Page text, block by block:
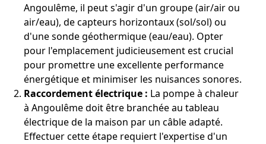
Angoulême, il peut s'agir d'un groupe (air/air ou
air/eau), de capteurs horizontaux (sol/sol) ou
d'une sonde géothermique (eau/eau). Opter
pour l'emplacement judicieusement est crucial
pour promettre une excellente performance
énergétique et minimiser les nuisances sonores.
Raccordement électrique : La pompe à chaleur
à Angoulême doit être branchée au tableau
électrique de la maison par un câble adapté.
Effectuer cette étape requiert l'expertise d'un